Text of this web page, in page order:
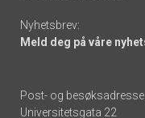
Nyhetsbrev:
Meld deg på våre
Post- og besøksadresse:
Universitetsgata 22